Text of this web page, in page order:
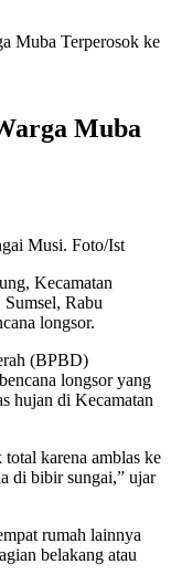
Muba Terperosok ke
Muba
Musi. Foto/Ist
Kecamatan
Rabu
longsor.
(BPBD)
longsor yang
hujan di Kecamatan
karena amblas ke
di bibir sungai,” ujar
rumah lainnya
belakang atau